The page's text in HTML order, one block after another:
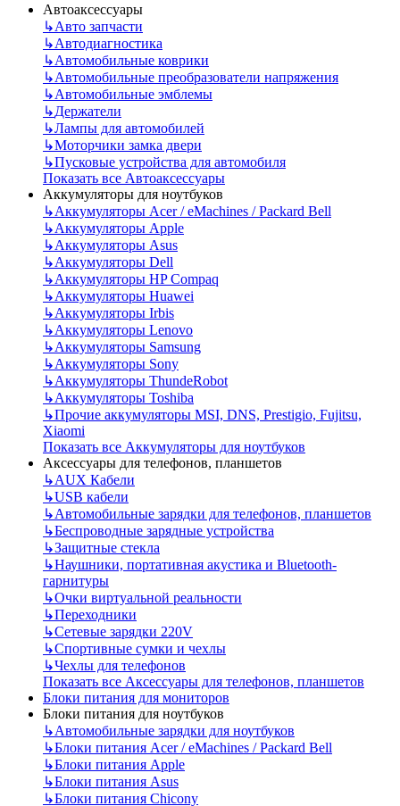
Автоаксессуары
↳Авто запчасти
↳Автодиагностика
↳Автомобильные коврики
↳Автомобильные преобразователи напряжения
↳Автомобильные эмблемы
↳Держатели
↳Лампы для автомобилей
↳Моторчики замка двери
↳Пусковые устройства для автомобиля
Показать все Автоаксессуары
Аккумуляторы для ноутбуков
↳Аккумуляторы Acer / eMachines / Packard Bell
↳Аккумуляторы Apple
↳Аккумуляторы Asus
↳Аккумуляторы Dell
↳Аккумуляторы HP Compaq
↳Аккумуляторы Huawei
↳Аккумуляторы Irbis
↳Аккумуляторы Lenovo
↳Аккумуляторы Samsung
↳Аккумуляторы Sony
↳Аккумуляторы ThundeRobot
↳Аккумуляторы Toshiba
↳Прочие аккумуляторы MSI, DNS, Prestigio, Fujitsu,
Xiaomi
Показать все Аккумуляторы для ноутбуков
Аксессуары для телефонов, планшетов
↳AUX Кабели
↳USB кабели
↳Автомобильные зарядки для телефонов, планшетов
↳Беспроводные зарядные устройства
↳Защитные стекла
↳Наушники, портативная акустика и Bluetooth-
гарнитуры
↳Очки виртуальной реальности
↳Переходники
↳Сетевые зарядки 220V
↳Спортивные сумки и чехлы
↳Чехлы для телефонов
Показать все Аксессуары для телефонов, планшетов
Блоки питания для мониторов
Блоки питания для ноутбуков
↳Автомобильные зарядки для ноутбуков
↳Блоки питания Acer / eMachines / Packard Bell
↳Блоки питания Apple
↳Блоки питания Asus
↳Блоки питания Chicony